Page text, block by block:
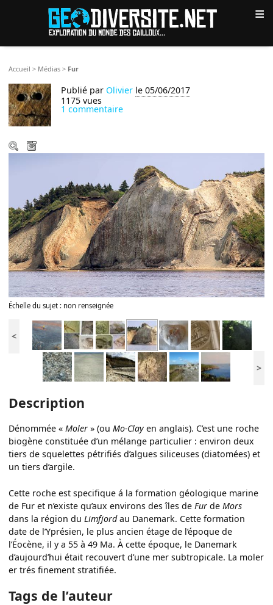
≡
Accueil > Médias > Fur
Publié par Olivier le 05/06/2017
1175 vues
1 commentaire
Échelle du sujet : non renseignée
<
>
Description
Dénommée «Moler » (ouMo-Clay en anglais). C’est une roche
biogène constituée d’un mélange particulier : environ deux
tiers de squelettes pétrifiés d’algues siliceuses (diatomées) et
un tiers d’argile.
Cette roche est specifique á la formation géologique marine
de Fur et n’existe qu’aux environs des îles deFur deMors
dans la région du Limfjordau Danemark. Cette formation
date de l’Yprésien, le plus ancien étage de l’époque de
l’Éocène, il y a 55 à 49 Ma. À cette époque, le Danemark
d’aujourd’hui était recouvert d’une mer subtropicale. La moler
er trés finement stratifiée.
Tags de l’auteur